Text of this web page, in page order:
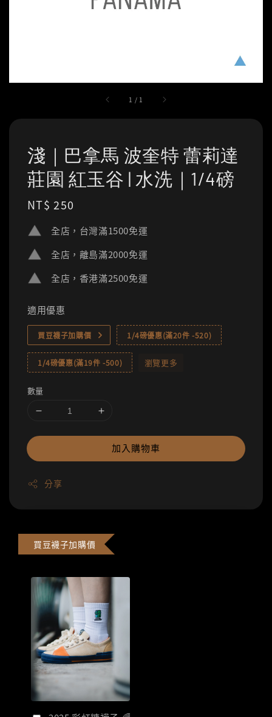
1 / 1
淺｜巴拿馬 波奎特 蕾莉達
莊園 紅玉谷 | 水洗｜1/4磅
Regular
NT$ 250
全店，台灣滿1500免運
全店，離島滿2000免運
全店，香港滿2500免運
適用優惠
買豆襪子加購價 1/4磅優惠(滿20件 -520)
1/4磅優惠(滿19件 -500) 瀏覽更多
數量
加入購物車
分享
買豆襪子加購價